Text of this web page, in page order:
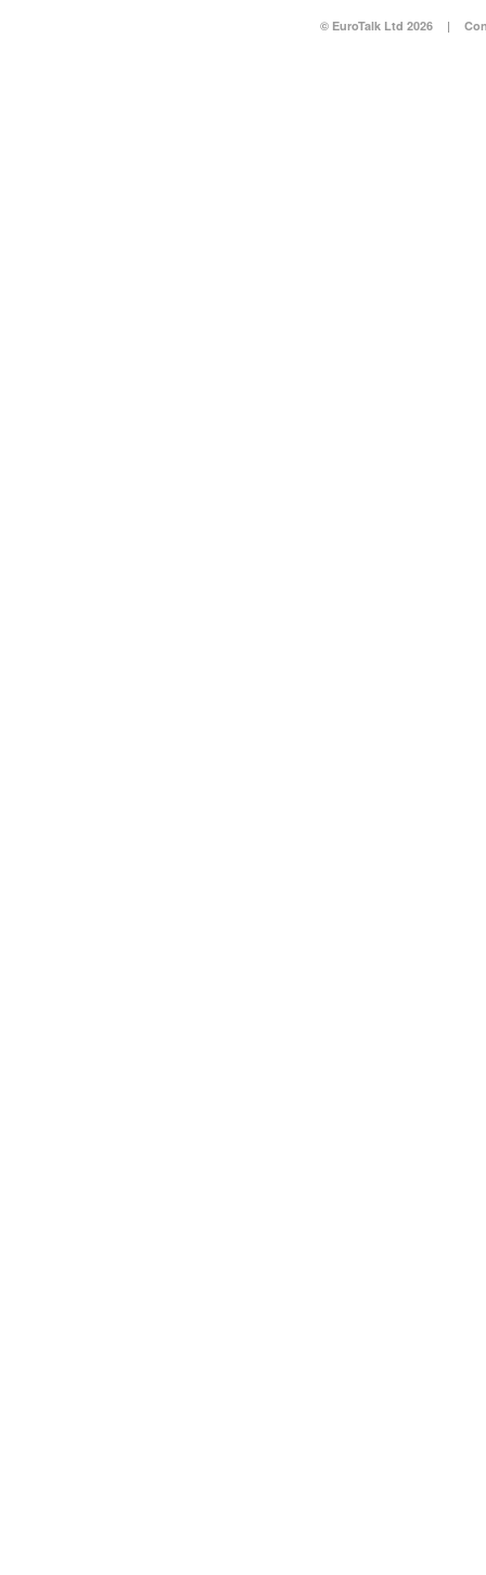
© EuroTalk Ltd 2026 |